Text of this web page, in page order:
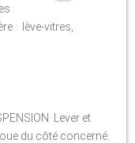
: lève-vitres,
Lever et
du côté concerné.